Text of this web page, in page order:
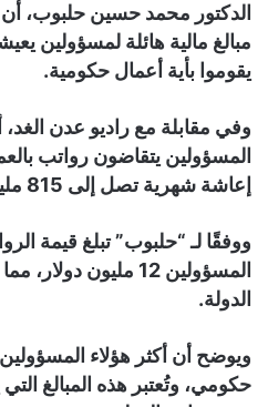
الدكتور محمد حسين حلبوب،
مبالغ مالية هائلة لمسؤولين
يقوموا بأية أعمال حكومية.
وفي مقابلة مع راديو عدن
المسؤولين يتقاضون رواتب
إعاشة شهرية تصل إلى 815 مليار ريال يمني.
ووفقًا لـ “حلبوب” تبلغ قيمة
الدولة.
ويوضح أن أكثر هؤلاء
حكومي، وتُعتبر هذه المبالغ